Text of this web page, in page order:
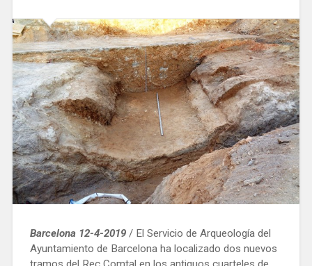
Barcelona 12-4-2019/ El Servicio de Arqueología del
Ayuntamiento de Barcelona ha localizado dos nuevos